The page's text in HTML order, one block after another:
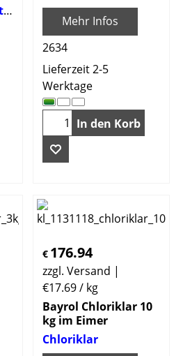
Chlorlangzeittabletten
Mehr Infos
2634
Lieferzeit 2-5
Werktage
In den Korb
€ 176.94
zzgl. Versand
€17.69/ kg
Bayrol Chloriklar 10
kg im Eimer
Chloriklar